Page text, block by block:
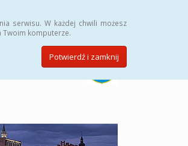
serwisu. W każdej chwili możesz
Twoim komputerze.
Potwierdź i zamknij